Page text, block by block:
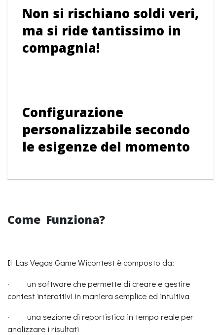
Non si rischiano soldi veri,
ma si ride tantissimo in
compagnia!
Configurazione
personalizzabile secondo
le esigenze del momento
Come Funziona?
Il Las Vegas Game Wicontest è composto da:
· un software che permette di creare e gestire
contest interattivi in maniera semplice ed intuitiva
· una sezione di reportistica in tempo reale per
analizzare i risultati